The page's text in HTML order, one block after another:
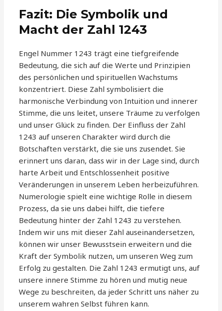
Fazit: Die Symbolik und
Macht der Zahl 1243
Engel Nummer 1243 trägt eine tiefgreifende
Bedeutung, die sich auf die Werte und Prinzipien
des persönlichen und spirituellen Wachstums
konzentriert. Diese Zahl symbolisiert die
harmonische Verbindung von Intuition und innerer
Stimme, die uns leitet, unsere Träume zu verfolgen
und unser Glück zu finden. Der Einfluss der Zahl
1243 auf unseren Charakter wird durch die
Botschaften verstärkt, die sie uns zusendet. Sie
erinnert uns daran, dass wir in der Lage sind, durch
harte Arbeit und Entschlossenheit positive
Veränderungen in unserem Leben herbeizuführen.
Numerologie spielt eine wichtige Rolle in diesem
Prozess, da sie uns dabei hilft, die tiefere
Bedeutung hinter der Zahl 1243 zu verstehen.
Indem wir uns mit dieser Zahl auseinandersetzen,
können wir unser Bewusstsein erweitern und die
Kraft der Symbolik nutzen, um unseren Weg zum
Erfolg zu gestalten. Die Zahl 1243 ermutigt uns, auf
unsere innere Stimme zu hören und mutig neue
Wege zu beschreiten, da jeder Schritt uns näher zu
unserem wahren Selbst führen kann.